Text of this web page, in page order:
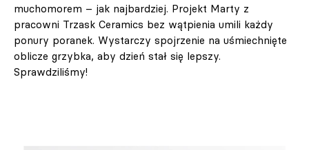
muchomorem – jak najbardziej. Projekt Marty z
pracowni Trzask Ceramics bez wątpienia umili każdy
ponury poranek. Wystarczy spojrzenie na uśmiechnięte
oblicze grzybka, aby dzień stał się lepszy.
Sprawdziliśmy!